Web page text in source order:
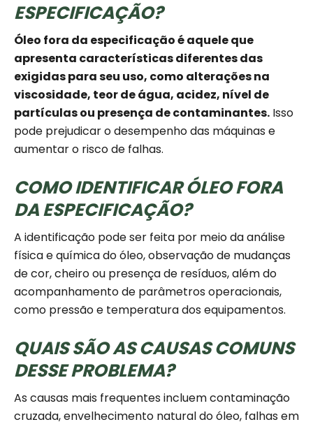
ESPECIFICAÇÃO?
Óleo fora da especificação é aquele que
apresenta características diferentes das
exigidas para seu uso, como alterações na
viscosidade, teor de água, acidez, nível de
partículas ou presença de contaminantes. Isso
pode prejudicar o desempenho das máquinas e
aumentar o risco de falhas.
COMO IDENTIFICAR ÓLEO FORA
DA ESPECIFICAÇÃO?
A identificação pode ser feita por meio da análise
física e química do óleo, observação de mudanças
de cor, cheiro ou presença de resíduos, além do
acompanhamento de parâmetros operacionais,
como pressão e temperatura dos equipamentos.
QUAIS SÃO AS CAUSAS COMUNS
DESSE PROBLEMA?
As causas mais frequentes incluem contaminação
cruzada, envelhecimento natural do óleo, falhas em